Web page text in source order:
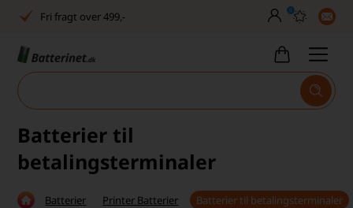
Fri fragt over 499,-
Høj kundetilfredshed
0
Batterier til
betalingsterminaler
Batterier Printer Batterier Batterier til betalingsterminaler